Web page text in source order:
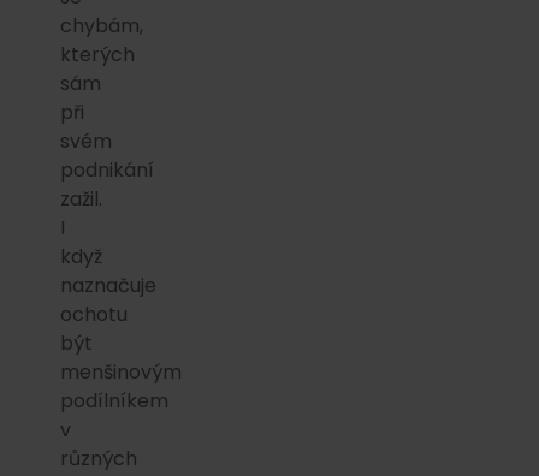
chybám,
kterých
sám
při
svém
podnikání
zažil.
I
když
naznačuje
ochotu
být
menšinovým
podílníkem
v
různých